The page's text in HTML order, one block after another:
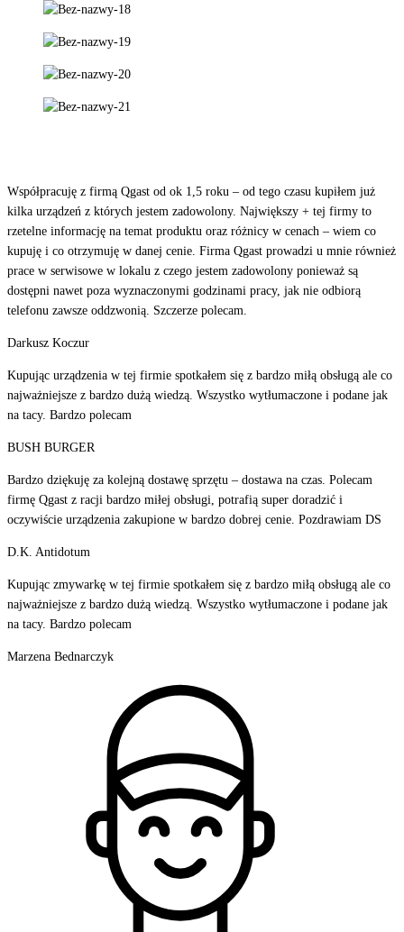
Współpracuję z firmą Qgast od ok 1,5 roku – od tego czasu kupiłem już
kilka urządzeń z których jestem zadowolony. Największy + tej firmy to
rzetelne informację na temat produktu oraz różnicy w cenach – wiem co
kupuję i co otrzymuję w danej cenie. Firma Qgast prowadzi u mnie również
prace w serwisowe w lokalu z czego jestem zadowolony ponieważ są
dostępni nawet poza wyznaczonymi godzinami pracy, jak nie odbiorą
telefonu zawsze oddzwonią. Szczerze polecam.
Darkusz Koczur
Kupując urządzenia w tej firmie spotkałem się z bardzo miłą obsługą ale co
najważniejsze z bardzo dużą wiedzą. Wszystko wytłumaczone i podane jak
na tacy. Bardzo polecam
BUSH BURGER
Bardzo dziękuję za kolejną dostawę sprzętu – dostawa na czas. Polecam
firmę Qgast z racji bardzo miłej obsługi, potrafią super doradzić i
oczywiście urządzenia zakupione w bardzo dobrej cenie. Pozdrawiam DS
D.K. Antidotum
Kupując zmywarkę w tej firmie spotkałem się z bardzo miłą obsługą ale co
najważniejsze z bardzo dużą wiedzą. Wszystko wytłumaczone i podane jak
na tacy. Bardzo polecam
Marzena Bednarczyk